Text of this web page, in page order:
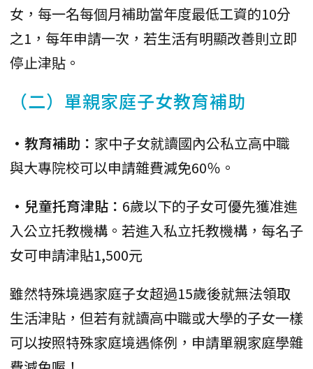
女，每一名每個月補助當年度最低工資的10分
之1，每年申請一次，若生活有明顯改善則立即
停止津貼。
（二）單親家庭子女教育補助
•教育補助： 家中子女就讀國內公私立高中職
與大專院校可以申請雜費減免60％。
•兒童托育津貼： 6歲以下的子女可優先獲准進
入公立托教機構。若進入私立托教機構，每名子
女可申請津貼1,500元
雖然特殊境遇家庭子女超過15歲後就無法領取
生活津貼，但若有就讀高中職或大學的子女一樣
可以按照特殊家庭境遇條例，申請單親家庭學雜